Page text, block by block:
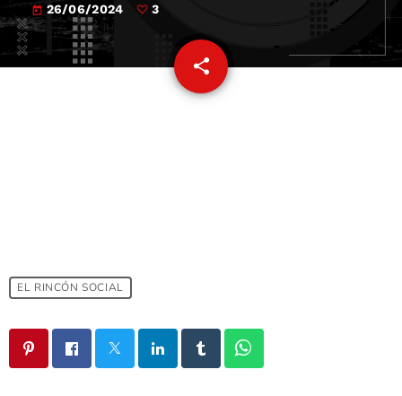
today 26/06/2024 3
share
email
EL RINCÓN SOCIAL